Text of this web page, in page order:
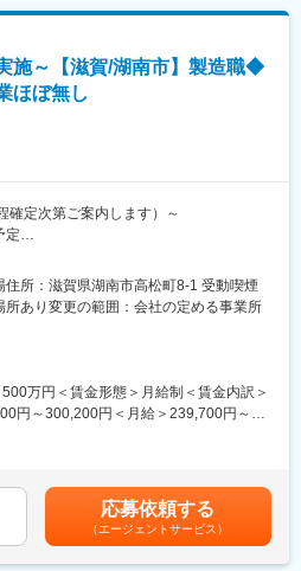
グループ企業として、医薬品製造の受
盤と最先端の設備環境が強みです。
recruit/recruit-interview04/
、専門性を磨きながら医薬品の品質確
す。
り、業界未経験であっても段階的にキ
す。
理、整理整頓、清潔な環境が整ってお
ます。休憩室や給湯室も完備しており
い環境です。
施～【滋賀/湖南市】製造職◆
ほぼ無し
確定次第ご案内します）～
定
しております。
要と仕事内容の説明を行います。
者1名＋面接官4～5名）
適正検査を実施することがあります。
住所：滋賀県湖南市高松町8-1 受動喫煙
あり変更の範囲：会社の定める事業所
万円＜賃金形態＞月給制＜賃金内訳＞
円～300,200円＜月給＞239,700円～
応募依頼する
（エージェントサービス）